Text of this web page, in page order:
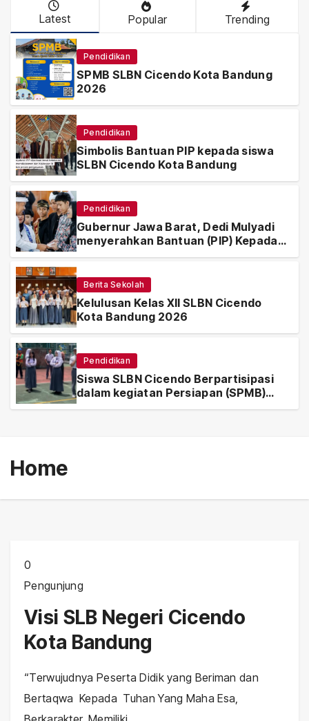
Latest Popular Trending
Pendidikan
SPMB SLBN Cicendo Kota Bandung
2026
Pendidikan
Simbolis Bantuan PIP kepada siswa
SLBN Cicendo Kota Bandung
Pendidikan
Gubernur Jawa Barat, Dedi Mulyadi
menyerahkan Bantuan (PIP) Kepada
Siswa SLBN Cicendo Kota Bandung
Berita Sekolah
Kelulusan Kelas XII SLBN Cicendo
Kota Bandung 2026
Pendidikan
Siswa SLBN Cicendo Berpartisipasi
dalam kegiatan Persiapan (SPMB)
2026/2027
Home
0
Pengunjung
Visi SLB Negeri Cicendo
Kota Bandung
“Terwujudnya Peserta Didik yang Beriman dan
Bertaqwa Kepada Tuhan Yang Maha Esa,